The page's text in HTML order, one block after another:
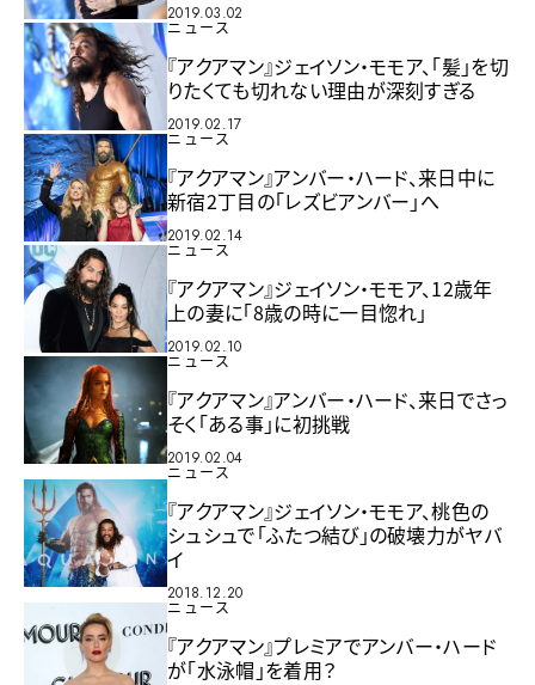
2019.03.02
ニュース
『アクアマン』ジェイソン・モモア、「髪」を切
りたくても切れない理由が深刻すぎる
2019.02.17
ニュース
『アクアマン』アンバー・ハード、来日中に
新宿2丁目の「レズビアンバー」へ
2019.02.14
ニュース
『アクアマン』ジェイソン・モモア、12歳年
上の妻に「8歳の時に一目惚れ」
2019.02.10
ニュース
『アクアマン』アンバー・ハード、来日でさっ
そく「ある事」に初挑戦
2019.02.04
ニュース
『アクアマン』ジェイソン・モモア、桃色の
シュシュで「ふたつ結び」の破壊力がヤバ
イ
2018.12.20
ニュース
『アクアマン』プレミアでアンバー・ハード
が「水泳帽」を着用？